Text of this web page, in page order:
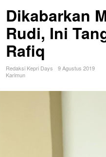
Dikabarkan
Rudi, Ini
Rafiq
Redaksi Kepri Days
9 Agustus 2019
Karimun